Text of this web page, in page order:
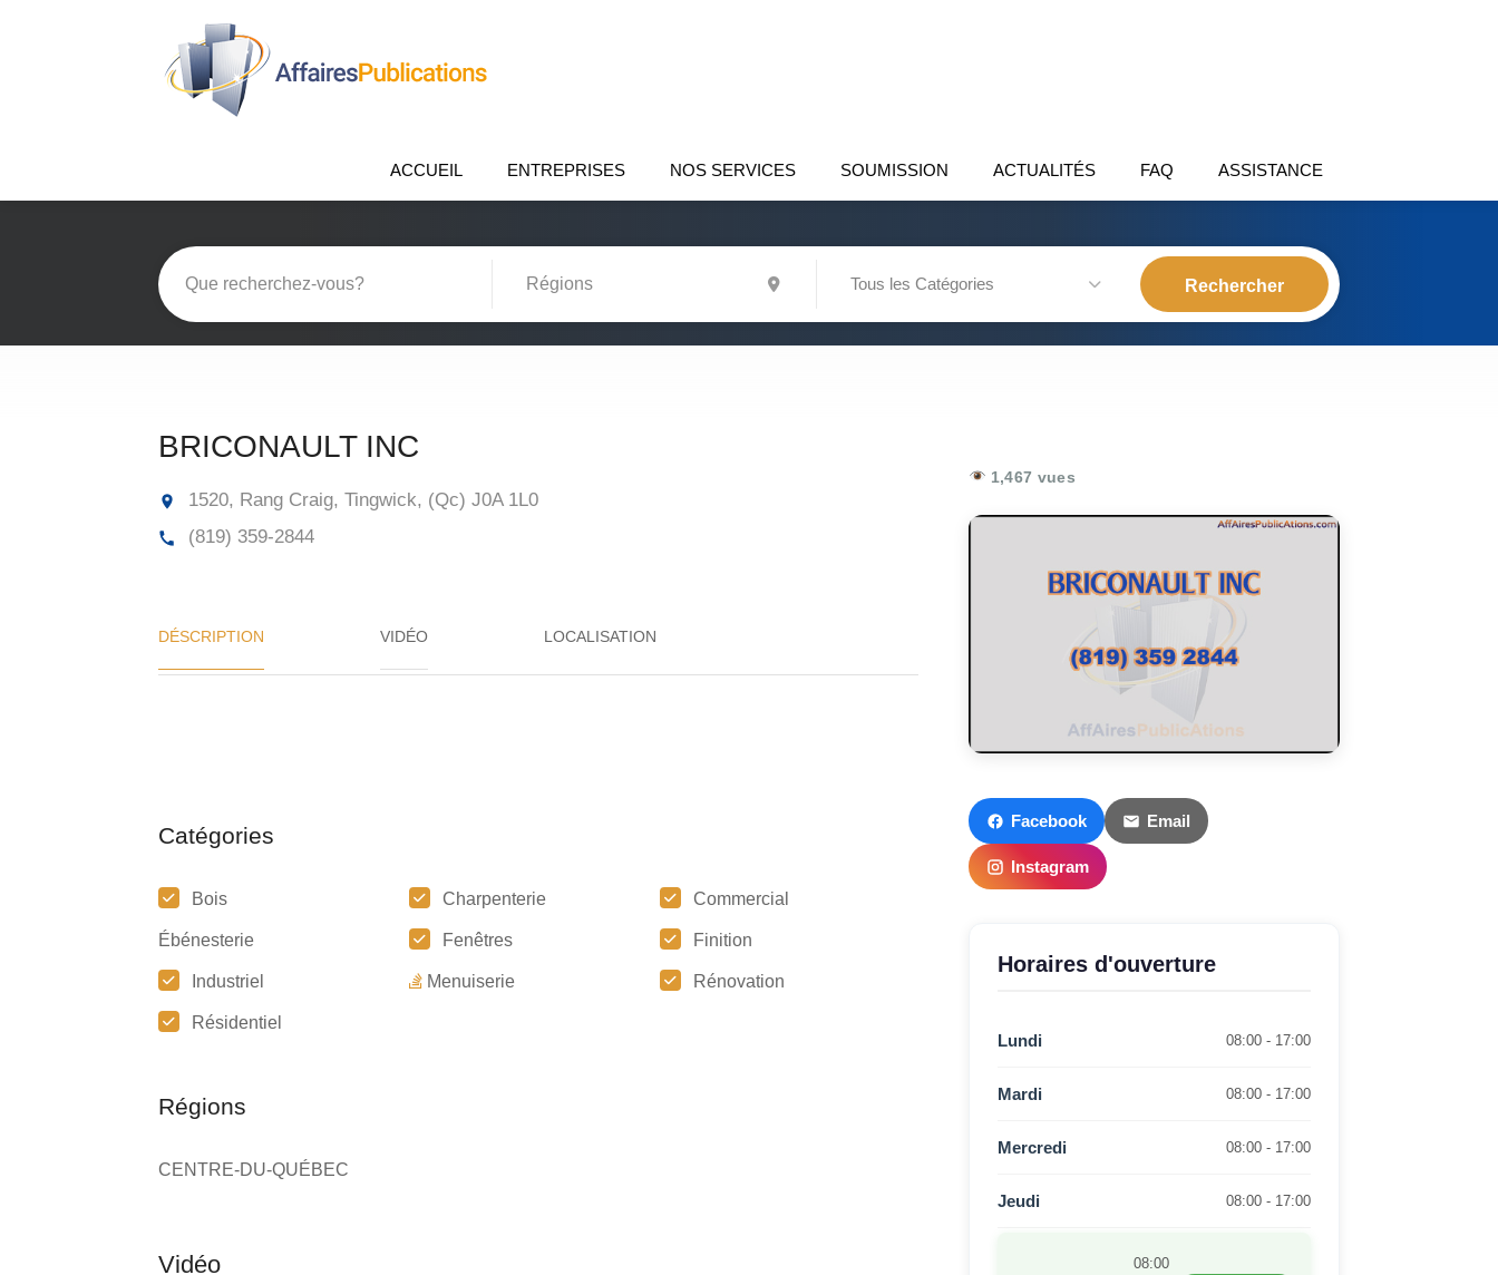
ACCUEIL ENTREPRISES NOS SERVICES SOUMISSION ACTUALITÉS FAQ ASSISTANCE
Tous les Catégories
BRICONAULT INC
1520, Rang Craig, Tingwick, (Qc) J0A 1L0
(819) 359-2844
DÉSCRIPTION VIDÉO
Catégories
Bois Charpenterie Commercial
Ébénesterie Fenêtres Finition
Industriel Menuiserie Rénovation
Résidentiel
Régions
CENTRE-DU-QUÉBEC
1,467 vues
Facebook Email
Instagram
Horaires d'ouverture
Lundi 08:00 - 17:00
Mardi 08:00 - 17:00
Mercredi 08:00 - 17:00
Jeudi 08:00 - 17:00
08:00